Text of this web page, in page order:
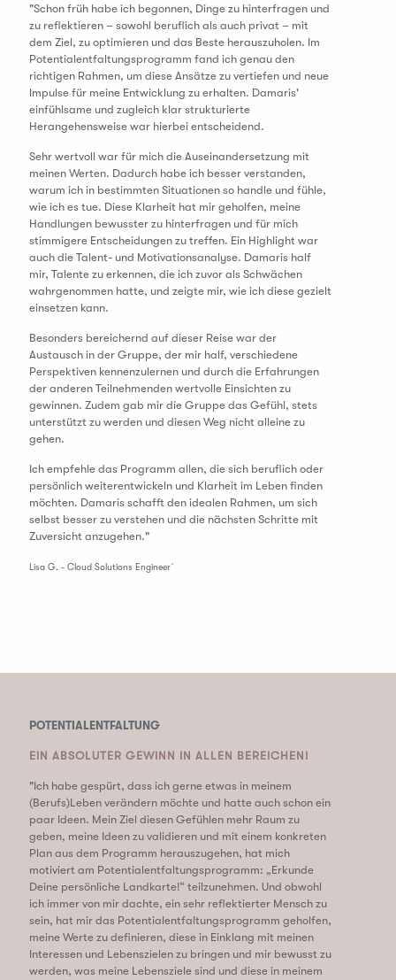
"Schon früh habe ich begonnen, Dinge zu hinterfragen und
zu reflektieren – sowohl beruflich als auch privat – mit
dem Ziel, zu optimieren und das Beste herauszuholen. Im
Potentialentfaltungsprogramm fand ich genau den
richtigen Rahmen, um diese Ansätze zu vertiefen und neue
Impulse für meine Entwicklung zu erhalten. Damaris'
einfühlsame und zugleich klar strukturierte
Herangehensweise war hierbei entscheidend.
Sehr wertvoll war für mich die Auseinandersetzung mit
meinen Werten. Dadurch habe ich besser verstanden,
warum ich in bestimmten Situationen so handle und fühle,
wie ich es tue. Diese Klarheit hat mir geholfen, meine
Handlungen bewusster zu hinterfragen und für mich
stimmigere Entscheidungen zu treffen. Ein Highlight war
auch die Talent- und Motivationsanalyse. Damaris half
mir, Talente zu erkennen, die ich zuvor als Schwächen
wahrgenommen hatte, und zeigte mir, wie ich diese gezielt
einsetzen kann.
Besonders bereichernd auf dieser Reise war der
Austausch in der Gruppe, der mir half, verschiedene
Perspektiven kennenzulernen und durch die Erfahrungen
der anderen Teilnehmenden wertvolle Einsichten zu
gewinnen. Zudem gab mir die Gruppe das Gefühl, stets
unterstützt zu werden und diesen Weg nicht alleine zu
gehen.
Ich empfehle das Programm allen, die sich beruflich oder
persönlich weiterentwickeln und Klarheit im Leben finden
möchten. Damaris schafft den idealen Rahmen, um sich
selbst besser zu verstehen und die nächsten Schritte mit
Zuversicht anzugehen."
Lisa G. - Cloud Solutions Engineer´
POTENTIALENTFALTUNG
EIN ABSOLUTER GEWINN IN ALLEN BEREICHEN!
"Ich habe gespürt, dass ich gerne etwas in meinem
(Berufs)Leben verändern möchte und hatte auch schon ein
paar Ideen. Mein Ziel diesen Gefühlen mehr Raum zu
geben, meine Ideen zu validieren und mit einem konkreten
Plan aus dem Programm herauszugehen, hat mich
motiviert am Potentialentfaltungsprogramm: „Erkunde
Deine persönliche Landkarte!“ teilzunehmen. Und obwohl
ich immer von mir dachte, ein sehr reflektierter Mensch zu
sein, hat mir das Potentialentfaltungsprogramm geholfen,
meine Werte zu definieren, diese in Einklang mit meinen
Interessen und Lebenszielen zu bringen und mir bewusst zu
werden, was meine Lebensziele sind und diese in meinem